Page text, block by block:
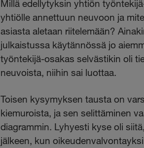
Millä edellytyksin yhtiön
yhtiölle annettuun neuvoon ja
asiasta aletaan riitelemään?
julkaistussa käytännössä jo
työntekijä-osakas selvästikin oli
neuvoista, niihin sai luottaa.
Toisen kysymyksen tausta on
kiemuroista, ja sen selittäminen
diagrammin. Lyhyesti kyse oli
jälkeen, kun